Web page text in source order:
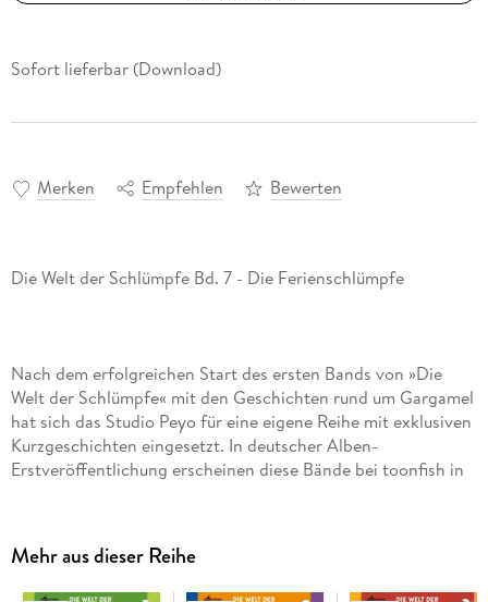
Sofort lieferbar (Download)
Merken Empfehlen Bewerten
Die Welt der Schlümpfe Bd. 7 - Die Ferienschlümpfe
Nach dem erfolgreichen Start des ersten Bands von »Die
Welt der Schlümpfe« mit den Geschichten rund um Gargamel
hat sich das Studio Peyo für eine eigene Reihe mit exklusiven
Kurzgeschichten eingesetzt. In deutscher Alben-
Erstveröffentlichung erscheinen diese Bände bei toonfish in
Storys rund um Weihnachten und Winter enthielt, dreht sich
nun im dritten alles um Schlumpfine.
Mehr aus dieser Reihe